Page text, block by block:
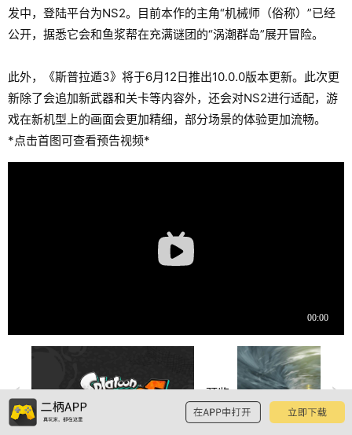
发中，登陆平台为NS2。目前本作的主角“机械师（俗称）”已经
公开，据悉它会和鱼浆帮在充满谜团的“涡潮群岛”展开冒险。
此外，《斯普拉遁3》将于6月12日推出10.0.0版本更新。此次更
新除了会追加新武器和关卡等内容外，还会对NS2进行适配，游
戏在新机型上的画面会更加精细，部分场景的体验更加流畅。
*点击首图可查看预告视频*
预览